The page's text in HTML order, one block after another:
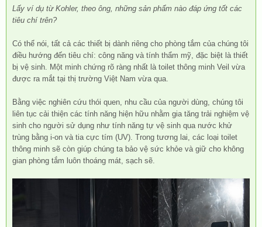
Lấy ví dụ từ Kohler, theo ông, những sản phẩm nào đáp ứng tốt các
tiêu chí trên?
Có thể nói, tất cả các thiết bị dành riêng cho phòng tắm của chúng tôi
điều hướng đến tiêu chí: công năng và tính thẩm mỹ, đặc biệt là thiết
bị vệ sinh. Một minh chứng rõ ràng nhất là toilet thông minh Veil vừa
được ra mắt tại thị trường Việt Nam vừa qua.
Bằng việc nghiên cứu thói quen, nhu cầu của người dùng, chúng tôi
liên tục cải thiện các tính năng hiện hữu nhằm gia tăng trải nghiệm vệ
sinh cho người sử dụng như tính năng tự vệ sinh qua nước khử
trùng bằng i-on và tia cực tím (UV). Trong tương lai, các loại toilet
thông minh sẽ còn giúp chúng ta bảo vệ sức khỏe và giữ cho không
gian phòng tắm luôn thoáng mát, sạch sẽ.